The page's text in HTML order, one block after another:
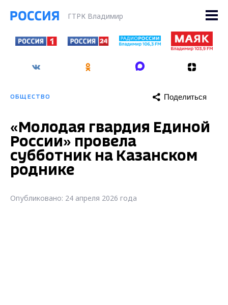
ГТРК Владимир
ОБЩЕСТВО Поделиться
«Молодая гвардия Единой
России» провела
субботник на Казанском
роднике
Опубликовано: 24 апреля 2026 года